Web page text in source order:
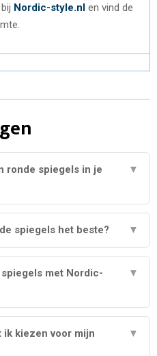
Nordic-style.nl en vind de
ronde spiegels in je
▼
spiegels het beste? ▼
met Nordic-
▼
ik kiezen voor mijn
▼